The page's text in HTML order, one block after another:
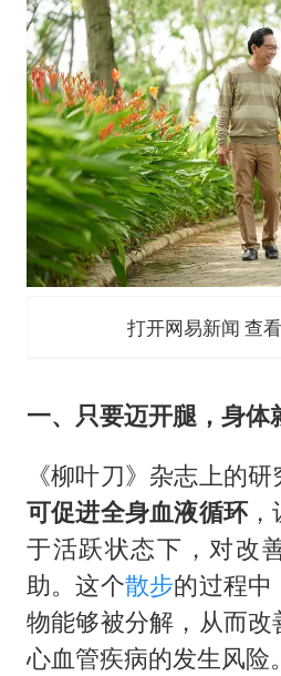
打开网易新闻 查
一、只要迈开腿，身体
《柳叶刀》杂志上的研
可促进全身血液循环，
于活跃状态下，对改
助。这个散步的过程中
物能够被分解，从而
心血管疾病的发生风险。